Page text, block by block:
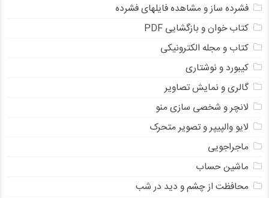
فشرده ساز و مشاهده فایلهای فشرده
کتاب خوان و بازگشایی PDF
کتاب و مجله الکترونیکی
کیبورد و نوشتاری
گالری و نمایش تصاویر
لانچر و شخصی سازی منو
لایو والپیپر و تصویر متحرک
ماجراجویی
ماشین حساب
محافظت از چشم و دید در شب